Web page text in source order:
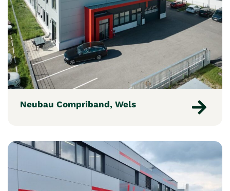
Neubau Compriband, Wels